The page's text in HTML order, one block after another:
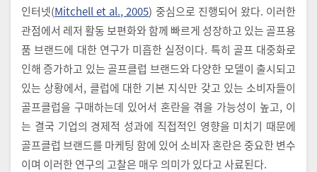
인터넷(Mitchell et al., 2005) 중심으로 진행되어 왔다. 이러한
관점에서 레저 활동 보편화와 함께 빠르게 성장하고 있는 골프용
품 브랜드에 대한 연구가 미흡한 실정이다. 특히 골프 대중화로
인해 증가하고 있는 골프클럽 브랜드와 다양한 모델이 출시되고
있는 상황에서, 클럽에 대한 기본 지식만 갖고 있는 소비자들이
골프클럽을 구매하는데 있어서 혼란을 겪을 가능성이 높고, 이
는 결국 기업의 경제적 성과에 직접적인 영향을 미치기 때문에
골프클럽 브랜드를 마케팅 함에 있어 소비자 혼란은 중요한 변수
이며 이러한 연구의 고찰은 매우 의미가 있다고 사료된다.